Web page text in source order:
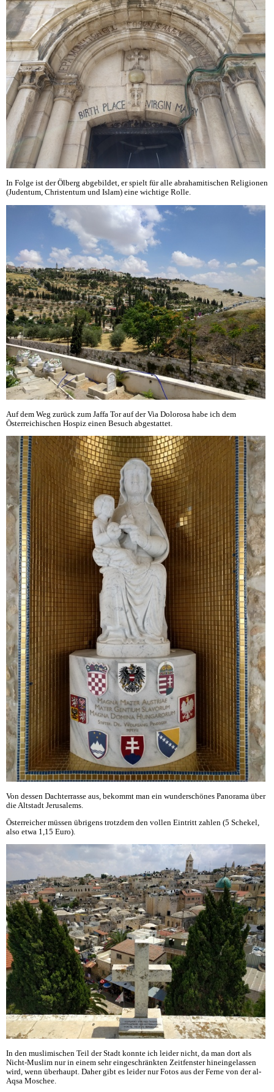
In Folge ist der Ölberg abgebildet, er spielt für alle abrahamitischen Religionen
(Judentum, Christentum und Islam) eine wichtige Rolle.
Auf dem Weg zurück zum Jaffa Tor auf der Via Dolorosa habe ich dem
Österreichischen Hospiz einen Besuch abgestattet.
Von dessen Dachterrasse aus, bekommt man ein wunderschönes Panorama über
die Altstadt Jerusalems.
Österreicher müssen übrigens trotzdem den vollen Eintritt zahlen (5 Schekel,
also etwa 1,15 Euro).
In den muslimischen Teil der Stadt konnte ich leider nicht, da man dort als
Nicht-Muslim nur in einem sehr eingeschränkten Zeitfenster hineingelassen
wird, wenn überhaupt. Daher gibt es leider nur Fotos aus der Ferne von der al-
Aqsa Moschee.